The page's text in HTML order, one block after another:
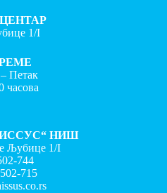
1/I
Петак
часова
НИШ
Љубице 1/I
744
715